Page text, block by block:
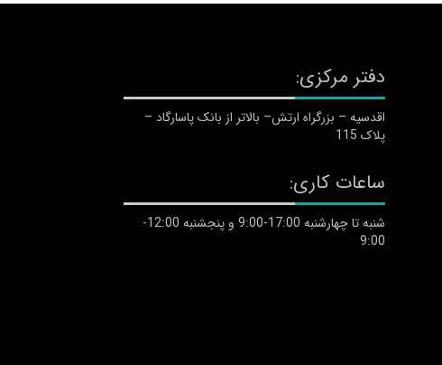
دفتر مرکزی:
اقدسیه – بزرگراه ارتش– بالاتر از بانک پاسارگاد –
پلاک 115
ساعات کاری:
شنبه تا چهارشنبه 17:00-9:00 و پنجشنبه 12:00-
9:00